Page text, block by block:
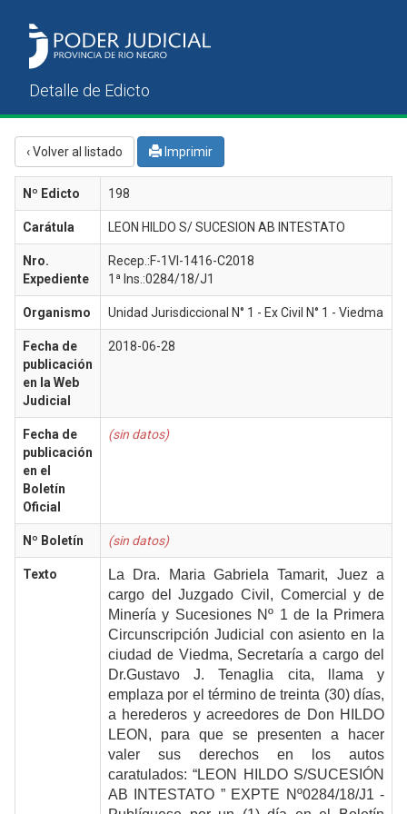
‹ Volver al listado Imprimir
Nº Edicto 198
Carátula LEON HILDO S/ SUCESION AB INTESTATO
Nro.
Expediente
Recep.:F-1VI-1416-C2018
1ª Ins.:0284/18/J1
Organismo Unidad Jurisdiccional N° 1 - Ex Civil N° 1 - Viedma
Fecha de
publicación
en la Web
Judicial
2018-06-28
Fecha de
publicación
en el
Boletín
Oficial
(sin datos)
Nº Boletín (sin datos)
Texto
La Dra. Maria Gabriela Tamarit, Juez a
cargo del Juzgado Civil, Comercial y de
Minería y Sucesiones Nº 1 de la Primera
Circunscripción Judicial con asiento en la
ciudad de Viedma, Secretaría a cargo del
Dr.Gustavo J. Tenaglia cita, llama y
emplaza por el término de treinta (30) días,
a herederos y acreedores de Don H ILDO
LEON , para que se presenten a hacer
valer sus derechos en los autos
caratulados: “LEON HILDO S/SUCESIÓN
AB INTESTATO ” EXPTE Nº0284/18/J1 -